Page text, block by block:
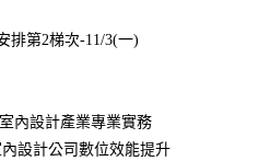
排第2梯次-11/3(一)
內設計產業專業實務
設計公司數位效能提升